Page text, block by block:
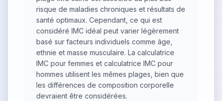
risque de maladies chroniques et résultats de
santé optimaux. Cependant, ce qui est
considéré IMC idéal peut varier légèrement
basé sur facteurs individuels comme âge,
ethnie et masse musculaire. La calculatrice
IMC pour femmes et calculatrice IMC pour
hommes utilisent les mêmes plages, bien que
les différences de composition corporelle
devraient être considérées.